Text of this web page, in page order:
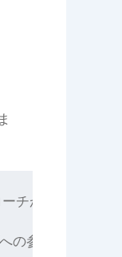
が重要です。
参加が効果的